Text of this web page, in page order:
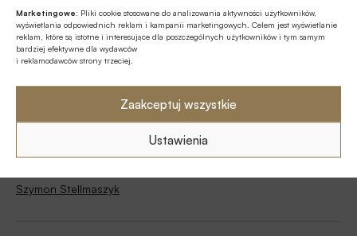
Marketingowe: Pliki cookie stosowane do analizowania aktywności użytkowników,
wyświetlania odpowiednich reklam i kampanii marketingowych. Celem jest wyświetlanie
reklam, które są istotne i interesujące dla poszczególnych użytkowników i tym samym
bardziej efektywne dla wydawców
i reklamodawców strony trzeciej.
Zaakceptuj wszystkie
Ustawienia
PSOE / Partido Socialista Obrero Español
Sektor finansowy
Szymon Stellmaszyk